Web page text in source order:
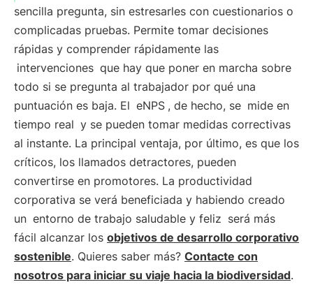
sencilla pregunta, sin estresarles con cuestionarios o
complicadas pruebas. Permite tomar decisiones
rápidas y comprender rápidamente las
intervenciones que hay que poner en marcha sobre
todo si se pregunta al trabajador por qué una
puntuación es baja. El eNPS , de hecho, se mide en
tiempo real y se pueden tomar medidas correctivas
al instante. La principal ventaja, por último, es que los
críticos, los llamados detractores, pueden
convertirse en promotores. La productividad
corporativa se verá beneficiada y habiendo creado
un entorno de trabajo saludable y feliz será más
fácil alcanzar los objetivos de desarrollo corporativo
sostenible. Quieres saber más? Contacte con
nosotros para iniciar su viaje hacia la biodiversidad.